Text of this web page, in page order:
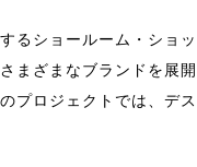
るショールーム・ショ
まざまなブランドを展開
プロジェクトでは、デ